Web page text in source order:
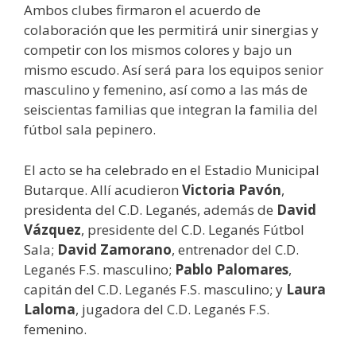
Ambos clubes firmaron el acuerdo de
colaboración que les permitirá unir sinergias y
competir con los mismos colores y bajo un
mismo escudo. Así será para los equipos senior
masculino y femenino, así como a las más de
seiscientas familias que integran la familia del
fútbol sala pepinero.
El acto se ha celebrado en el Estadio Municipal
Butarque. Allí acudieron Victoria Pavón,
presidenta del C.D. Leganés, además de David
Vázquez, presidente del C.D. Leganés Fútbol
Sala; David Zamorano, entrenador del C.D.
Leganés F.S. masculino; Pablo Palomares,
capitán del C.D. Leganés F.S. masculino; y Laura
Laloma, jugadora del C.D. Leganés F.S.
femenino.